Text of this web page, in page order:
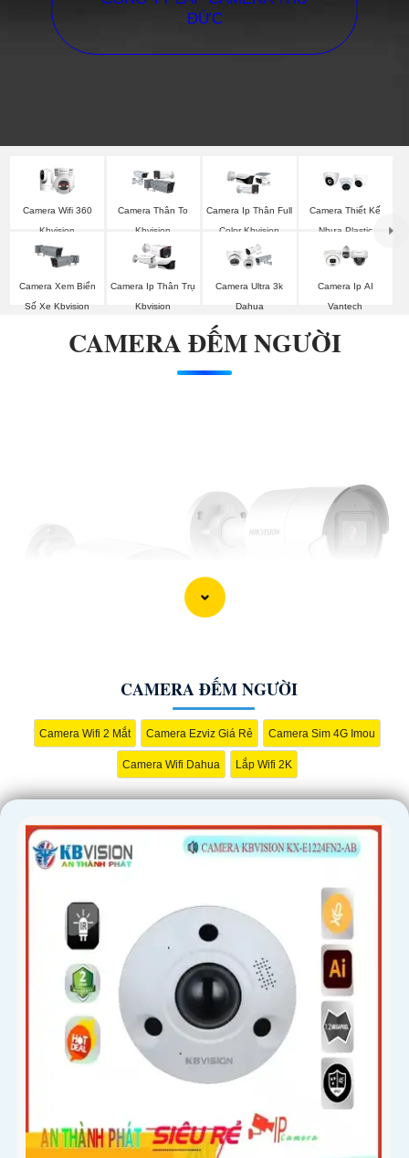
ĐỨC
Camera Wifi 360
Kbvision
Camera Thân To
Kbvision
Camera Ip Thân Full
Color Kbvision
Camera Thiết Kế
Nhựa Plastic
Kbvision
Camera Xem Biển
Số Xe Kbvision
Camera Ip Thân Trụ
Kbvision
Camera Ultra 3k
Dahua
Camera Ip AI
Vantech
CAMERA ĐẾM NGƯỜI
CAMERA ĐẾM NGƯỜI
Camera Wifi 2 Mắt Camera Ezviz Giá Rẻ Camera Sim 4G Imou
Camera Wifi Dahua Lắp Wifi 2K